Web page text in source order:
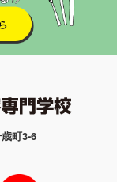
町3-6